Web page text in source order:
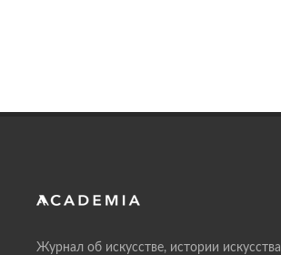
Журнал об искусстве, истории искусства